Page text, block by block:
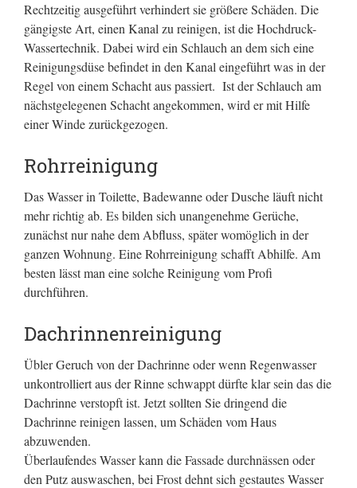
Rechtzeitig ausgeführt verhindert sie größere Schäden. Die
gängigste Art, einen Kanal zu reinigen, ist die Hochdruck-
Wassertechnik. Dabei wird ein Schlauch an dem sich eine
Reinigungsdüse befindet in den Kanal eingeführt was in der
Regel von einem Schacht aus passiert. Ist der Schlauch am
nächstgelegenen Schacht angekommen, wird er mit Hilfe
einer Winde zurückgezogen.
Rohrreinigung
Das Wasser in Toilette, Badewanne oder Dusche läuft nicht
mehr richtig ab. Es bilden sich unangenehme Gerüche,
zunächst nur nahe dem Abfluss, später womöglich in der
ganzen Wohnung. Eine Rohrreinigung schafft Abhilfe. Am
besten lässt man eine solche Reinigung vom Profi
durchführen.
Dachrinnenreinigung
Übler Geruch von der Dachrinne oder wenn Regenwasser
unkontrolliert aus der Rinne schwappt dürfte klar sein das die
Dachrinne verstopft ist. Jetzt sollten Sie dringend die
Dachrinne reinigen lassen, um Schäden vom Haus
abzuwenden.
Überlaufendes Wasser kann die Fassade durchnässen oder
den Putz auswaschen, bei Frost dehnt sich gestautes Wasser